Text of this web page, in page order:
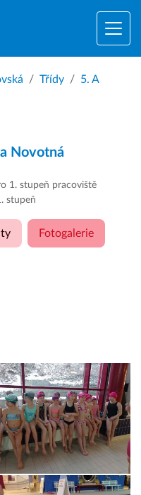
Třídy
5. A
Novotná
1. stupeň pracoviště
stupeň
Fotogalerie